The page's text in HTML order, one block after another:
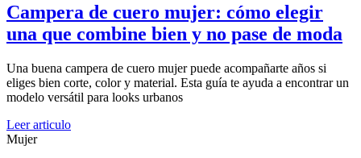
Campera de cuero mujer: cómo elegir
una que combine bien y no pase de moda
Una buena campera de cuero mujer puede acompañarte años si
eliges bien corte, color y material. Esta guía te ayuda a encontrar un
modelo versátil para looks urbanos
Leer articulo
Mujer